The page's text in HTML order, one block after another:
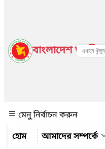
বাংলাদেশ জাতীয়
মেনু নির্বাচন করুন
আমাদের সম্পর্কে